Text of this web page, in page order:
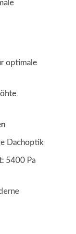
optimale
Dachoptik
5400 Pa